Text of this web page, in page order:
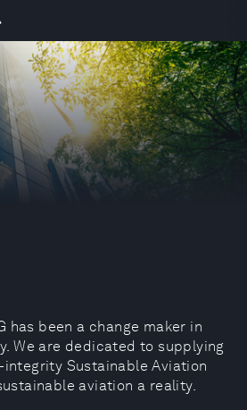
has been a change maker in
We are dedicated to supplying
Sustainable Aviation
aviation a reality.